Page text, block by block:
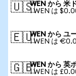
🇺🇸WEN から 米
1 WEN は
🇪🇺WEN から ユ
1 WEN は
🇬🇧WEN から 英
1 WEN は